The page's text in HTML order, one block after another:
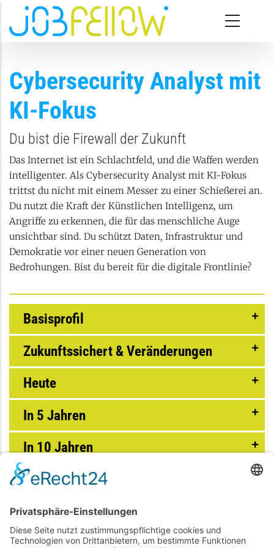
Direkt zum Inhalt
Cybersecurity Analyst mit
KI-Fokus
Du bist die Firewall der Zukunft
Das Internet ist ein Schlachtfeld, und die Waffen werden
intelligenter. Als Cybersecurity Analyst mit KI-Fokus
trittst du nicht mit einem Messer zu einer Schießerei an.
Du nutzt die Kraft der Künstlichen Intelligenz, um
Angriffe zu erkennen, die für das menschliche Auge
unsichtbar sind. Du schützt Daten, Infrastruktur und
Demokratie vor einer neuen Generation von
Bedrohungen. Bist du bereit für die digitale Frontlinie?
Basisprofil
Zukunftssichert & Veränderungen
Heute
In 5 Jahren
In 10 Jahren
Weitere zukünftige Entwicklung (>10 J.)
Für wen ist dieser Beruf ideal?
Dieser Beruf ist perfekt für dich, wenn du: